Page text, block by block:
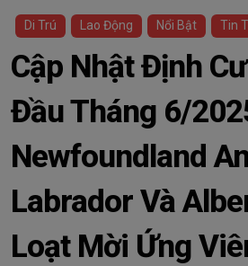
Di Trú Lao Động Nổi Bật Tin
Cập Nhật Định
Đầu Tháng 6/
Newfoundland
Labrador Và
Loạt Mời Ứng